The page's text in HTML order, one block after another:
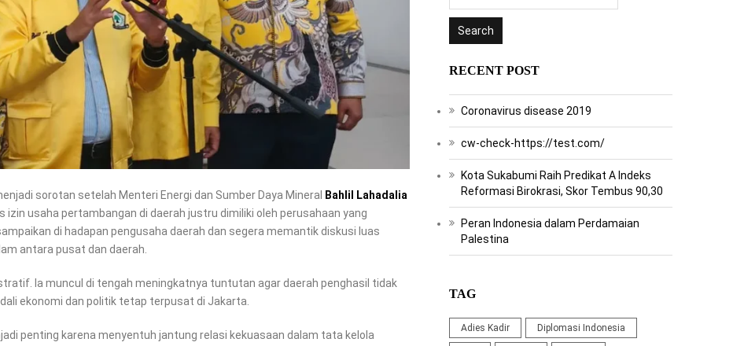
sorotan setelah Menteri Energi dan Sumber Daya Mineral
Bahlil Lahadalia
usaha pertambangan di daerah justru dimiliki oleh perusahaan yang
di hadapan pengusaha daerah dan segera memantik diskusi luas
antara pusat dan daerah.
Ia muncul di tengah meningkatnya tuntutan agar daerah penghasil tidak
ekonomi dan politik tetap terpusat di Jakarta.
penting karena menyentuh jantung relasi kekuasaan dalam tata kelola
RECENT POST
Coronavirus disease 2019
cw-check-https://test.com/
Kota Sukabumi Raih Predikat A Indeks
Reformasi Birokrasi, Skor Tembus 90,30
Peran Indonesia dalam Perdamaian
Palestina
TAG
Adies Kadir Diplomasi Indonesia